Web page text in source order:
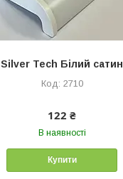
Silver Tech Білий сатин
2710
122 ₴
В наявності
Купити